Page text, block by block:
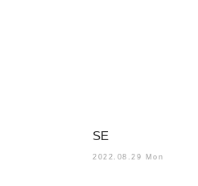
SE
2022.08.29 Mon